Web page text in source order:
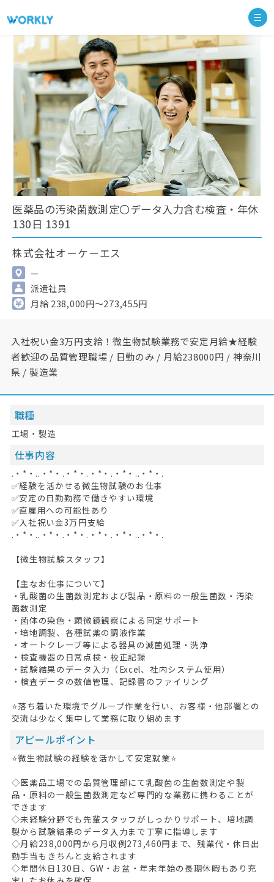
医薬品の汚染菌数測定〇データ入力含む検査・年休
130日 1391
株式会社オーケーエス
—
派遣社員
月給 238,000円～273,455円
入社祝い金3万円支給！微生物試験業務で安定月給★経験
者歓迎の品質管理職場 / 日勤のみ / 月給238000円 / 神奈川
県 / 製造業
職種
工場・製造
仕事内容
.・*・..・*・.・*・.・*・.・*・..・*・.
✅経験を活かせる微生物試験のお仕事
✅安定の日勤勤務で働きやすい環境
✅直雇用への可能性あり
✅入社祝い金3万円支給
.・*・..・*・.・*・.・*・.・*・..・*・.
【微生物試験スタッフ】
【主なお仕事について】
・乳酸菌の生菌数測定および製品・原料の一般生菌数・汚染
菌数測定
・菌体の染色・顕微鏡観察による同定サポート
・培地調製、各種試薬の調液作業
・オートクレーブ等による器具の滅菌処理・洗浄
・検査機器の日常点検・校正記録
・試験結果のデータ入力（Excel、社内システム使用）
・検査データの数値管理、記録書のファイリング
⭐落ち着いた環境でグループ作業を行い、お客様・他部署との
交流は少なく集中して業務に取り組めます
アピールポイント
⭐微生物試験の経験を活かして安定就業⭐
◇医薬品工場での品質管理部にて乳酸菌の生菌数測定や製
品・原料の一般生菌数測定など専門的な業務に携わることが
できます
◇未経験分野でも先輩スタッフがしっかりサポート、培地調
製から試験結果のデータ入力まで丁寧に指導します
◇月給238,000円から月収例273,460円まで、残業代・休日出
勤手当もきちんと支給されます
◇年間休日130日、GW・お盆・年末年始の長期休暇もあり充